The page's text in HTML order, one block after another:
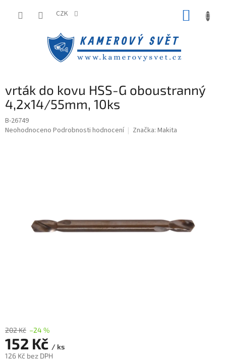
CZK
vrták do kovu HSS-G oboustranný
4,2x14/55mm, 10ks
B-26749
Průměrné
Neohodnoceno Podrobnosti hodnocení Značka: Makita
202 Kč –24 %
152 Kč / ks
126 Kč bez DPH